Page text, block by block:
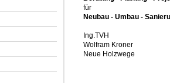
für
Neubau - Umbau -
Ing.TVH
Wolfram Kroner
Neue Holzwege